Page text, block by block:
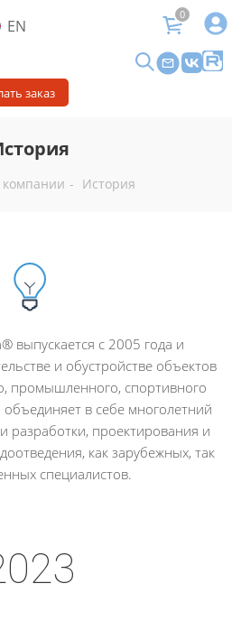
EN
0
заказ
- История
выпускается с 2005 года и
и обустройстве объектов
промышленного, спортивного
объединяет в себе многолетний
разработки, проектирования и
как зарубежных, так
специалистов.